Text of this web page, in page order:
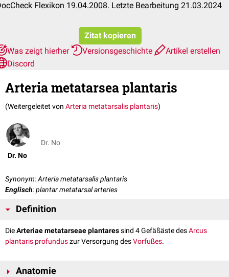
Flexikon 19.04.2008. Letzte Bearbeitung 21.03.2024
Zitat kopieren
Was zeigt hierher
Versionsgeschichte
Artikel erstellen
Discord
Arteria metatarsea plantaris
(Weitergeleitet von Arteria metatarsalis plantaris)
Dr. No
Dr. No
Synonym: Arteria metatarsalis plantaris
Englisch: plantar metatarsal arteries
Definition
DieArteriae metatarseae plantaressind 4 Gefäßäste desArcus
plantaris profunduszur Versorgung desVorfußes.
Anatomie